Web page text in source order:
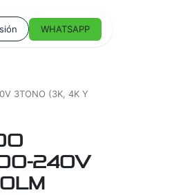
WHATSAPP
3TONO (3K, 4K Y
240V